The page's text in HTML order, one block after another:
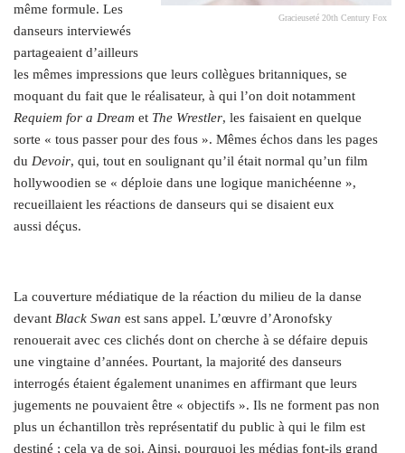
Gracieuseté 20th Century Fox
même formule. Les
danseurs interviewés
partageaient d’ailleurs
les mêmes impressions que leurs collègues britanniques, se
moquant du fait que le réalisateur, à qui l’on doit notamment
Requiem for a Dream et The Wrestler, les faisaient en quelque
sorte « tous passer pour des fous ». Mêmes échos dans les pages
du Devoir, qui, tout en soulignant qu’il était normal qu’un film
hollywoodien se « déploie dans une logique manichéenne »,
recueillaient les réactions de danseurs qui se disaient eux
aussi déçus.
La couverture médiatique de la réaction du milieu de la danse
devant Black Swan est sans appel. L’œuvre d’Aronofsky
renouerait avec ces clichés dont on cherche à se défaire depuis
une vingtaine d’années. Pourtant, la majorité des danseurs
interrogés étaient également unanimes en affirmant que leurs
jugements ne pouvaient être « objectifs ». Ils ne forment pas non
plus un échantillon très représentatif du public à qui le film est
destiné ; cela va de soi. Ainsi, pourquoi les médias font-ils grand